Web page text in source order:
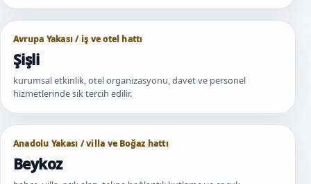
Avrupa Yakası / iş ve otel hattı
Şişli
kurumsal etkinlik, otel organizasyonu, davet ve personel
hizmetlerinde sık tercih edilir.
Anadolu Yakası / villa ve Boğaz hattı
Beykoz